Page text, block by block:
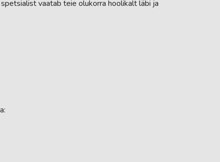
vaatab teie olukorra hoolikalt läbi ja